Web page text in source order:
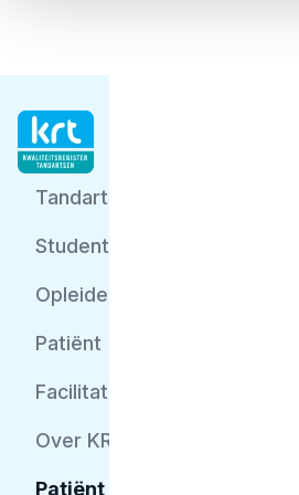
Tandarts
Student
Opleider
Patiënt
Facilitator
Over KRT
Patiënt